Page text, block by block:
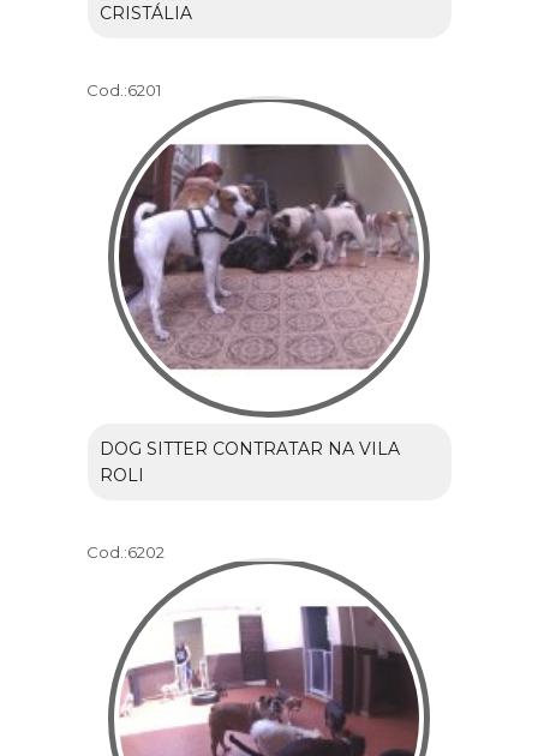
CRISTÁLIA
Cod.:6201
DOG SITTER CONTRATAR NA VILA
ROLI
Cod.:6202